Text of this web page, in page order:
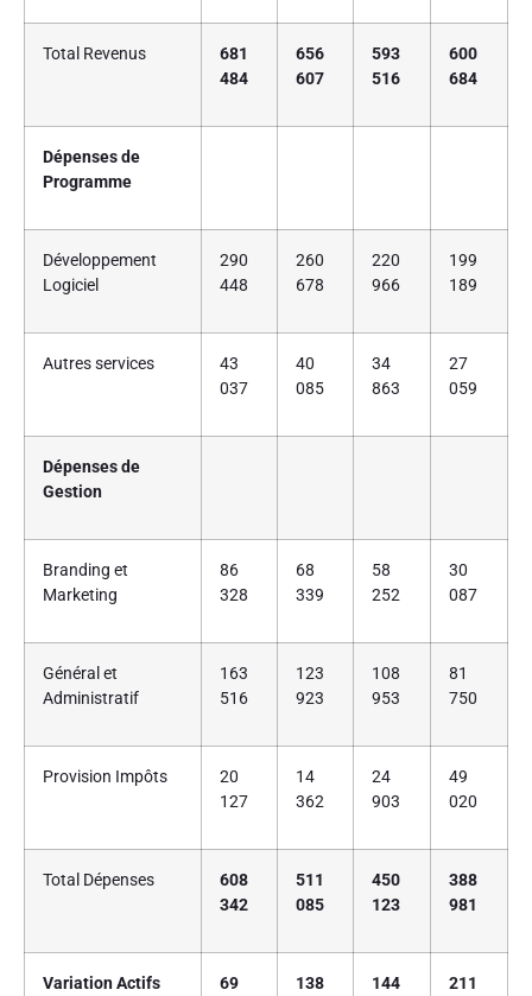
Total Revenus
681
484
656
607
593
516
600
684
Dépenses de
Programme
Développement
Logiciel
290
448
260
678
220
966
199
189
Autres services
43
037
40
085
34
863
27
059
Dépenses de
Gestion
Branding et
Marketing
86
328
68
339
58
252
30
087
Général et
Administratif
163
516
123
923
108
953
81
750
Provision Impôts
20
127
14
362
24
903
49
020
Total Dépenses
608
342
511
085
450
123
388
981
Variation Actifs
69
138
144
211